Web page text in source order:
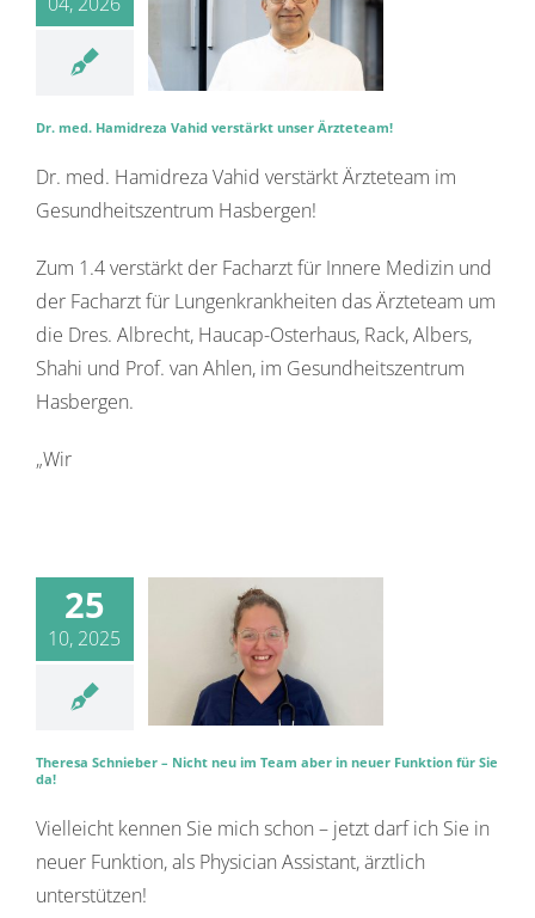
Dr. med. Hamidreza Vahid verstärkt unser Ärzteteam!
Dr. med. Hamidreza Vahid verstärkt Ärzteteam im
Gesundheitszentrum Hasbergen!
Zum 1.4 verstärkt der Facharzt für Innere Medizin und
der Facharzt für Lungenkrankheiten das Ärzteteam um
die Dres. Albrecht, Haucap-Osterhaus, Rack, Albers,
Shahi und Prof. van Ahlen, im Gesundheitszentrum
Hasbergen.
„Wir
25
10, 2025
Theresa Schnieber – Nicht neu im Team aber in neuer Funktion für Sie
da!
Vielleicht kennen Sie mich schon – jetzt darf ich Sie in
neuer Funktion, als Physician Assistant, ärztlich
unterstützen!